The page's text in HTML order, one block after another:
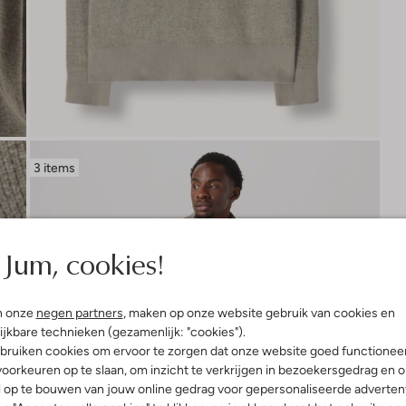
Jum, cookies!
onze negen partners, maken op onze website gebruik van cookies en
technieken (gezamenlijk: "cookies").
cookies om ervoor te zorgen dat onze website goed
op te slaan, om inzicht te verkrijgen in bezoekersgedrag en
te bouwen van jouw online gedrag voor gepersonaliseerde
3 items